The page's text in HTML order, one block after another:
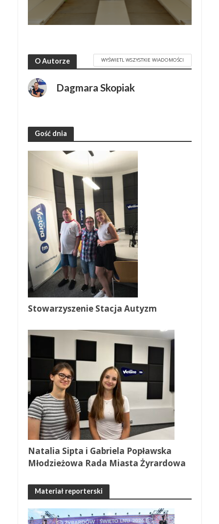
O Autorze WYŚWIETL WSZYSTKIE WIADOMOŚCI
Dagmara Skopiak
Gość dnia
Stowarzyszenie Stacja Autyzm
Natalia Sipta i Gabriela Popławska
Młodzieżowa Rada Miasta Żyrardowa
Materiał reporterski